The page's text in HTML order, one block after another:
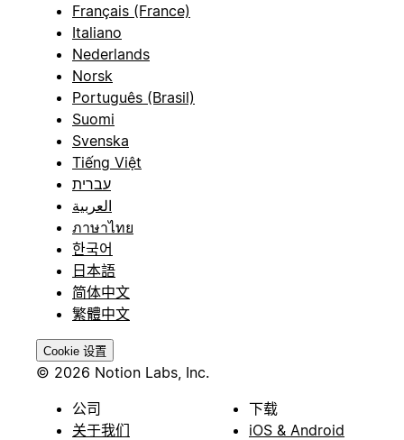
Français (France)
Italiano
Nederlands
Norsk
Português (Brasil)
Suomi
Svenska
Tiếng Việt
עברית
العربية
ภาษาไทย
한국어
日本語
简体中文
繁體中文
Cookie 设置
© 2026 Notion Labs, Inc.
公司
关于我们
下载
iOS & Android